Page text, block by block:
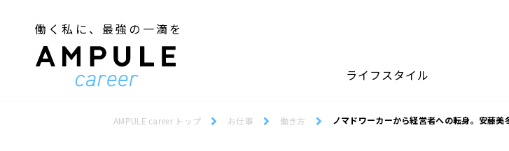
働く私に、最強の一滴を
ライフスタイル
AMPULE career トップ お仕事 働き方 ノマドワーカーから経営者への転身。安藤